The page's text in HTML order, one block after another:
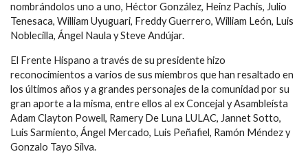
nombrándolos uno a uno, Héctor González, Heinz Pachis, Julio
Tenesaca, William Uyuguari, Freddy Guerrero, William León, Luis
Noblecilla, Ángel Naula y Steve Andújar.
El Frente Hispano a través de su presidente hizo
reconocimientos a varios de sus miembros que han resaltado en
los últimos años y a grandes personajes de la comunidad por su
gran aporte a la misma, entre ellos al ex Concejal y Asambleísta
Adam Clayton Powell, Ramery De Luna LULAC, Jannet Sotto,
Luis Sarmiento, Ángel Mercado, Luis Peñafiel, Ramón Méndez y
Gonzalo Tayo Silva.